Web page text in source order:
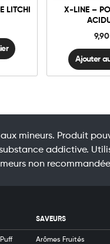
LITCHI
X-LINE –
9,90
Ajouter
mineurs. Produit
addictive.
non
SAVEURS
Arômes Fruités